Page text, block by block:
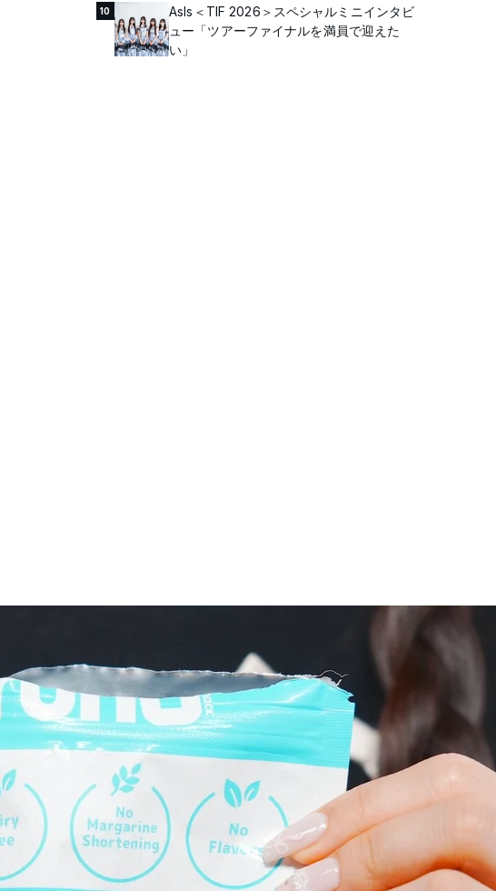
10
AsIs＜TIF 2026＞スペシャルミニインタビ
ュー「ツアーファイナルを満員で迎えた
い」